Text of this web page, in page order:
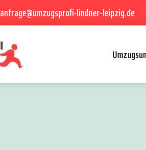
anfrage@umzugsprofi-lindner-leipzig.de